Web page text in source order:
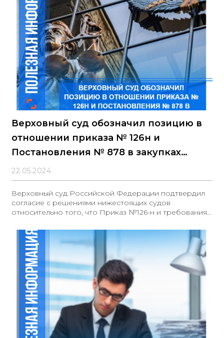
Верховный суд обозначил позицию в
отношении приказа № 126н и
Постановления № 878 в закупках
радиоэлектроники
22.05.2024
Верховный суд Российской Федерации подтвердил
согласие с решениями нижестоящих судов
относительно того, что Приказ №126-н и требования
радиоэлектронных товаров предоставлять
документы, подтверждающие страну происхождения
товара в соответствии с Приказом Минфина РФ
№126-н и Постановлением №878